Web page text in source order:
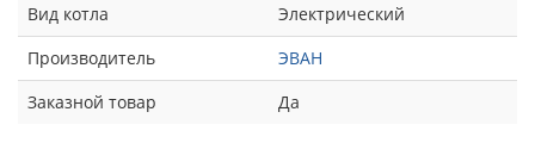
Вид котла
Электрический
Производитель
ЭВАН
Заказной товар
Да